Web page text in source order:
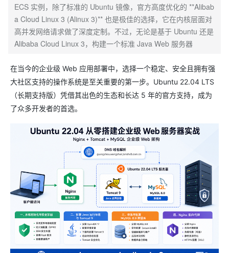
ECS 实例，除了标准的 Ubuntu 镜像，官方高度优化的 **Alibab
a Cloud Linux 3 (Alinux 3)** 也是极佳的选择，它在内核层面对
高并发网络请求做了深度定制。不过，无论是基于 Ubuntu 还是
Alibaba Cloud Linux 3，构建一个标准 Java Web 服务器
在当今的企业级 Web 应用部署中，选择一个稳定、安全且拥有强
大社区支持的操作系统是至关重要的第一步。Ubuntu 22.04 LTS
（长期支持版）凭借其出色的生态和长达 5 年的官方支持，成为
了众多开发者的首选。